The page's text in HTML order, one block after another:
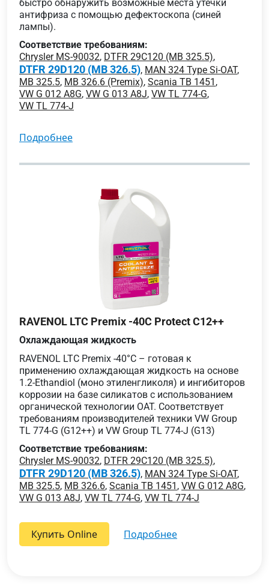
быстро обнаружить возможные места утечки
антифриза с помощью дефектоскопа (синей
лампы).
Соответствие требованиям:
Chrysler MS-90032, DTFR 29C120 (MB 325.5),
DTFR 29D120 (MB 326.5), MAN 324 Type Si-OAT,
MB 325.5, MB 326.6 (Premix), Scania TB 1451 ,
VW G 012 A8G, VW G 013 A8J, VW TL 774-G,
VW TL 774-J
подробнее
RAVENOL LTC Premix -40C Protect C12++
Охлаждающая жидкость
RAVENOL LTC Premix -40°C – готовая к
применению охлаждающая жидкость на основе
1.2-Ethandiol (моно этиленгликоля) и ингибиторов
коррозии на базе силикатов с использованием
органической технологии OAT. Соответствует
требованиям производителей техники VW Group
TL 774-G (G12++) и VW Group TL 774-J (G13)
Соответствие требованиям:
Chrysler MS-90032, DTFR 29C120 (MB 325.5),
DTFR 29D120 (MB 326.5), MAN 324 Type Si-OAT,
MB 325.5, MB 326.6, Scania TB 1451 , VW G 012 A8G,
VW G 013 A8J, VW TL 774-G, VW TL 774-J
Купить Online подробнее